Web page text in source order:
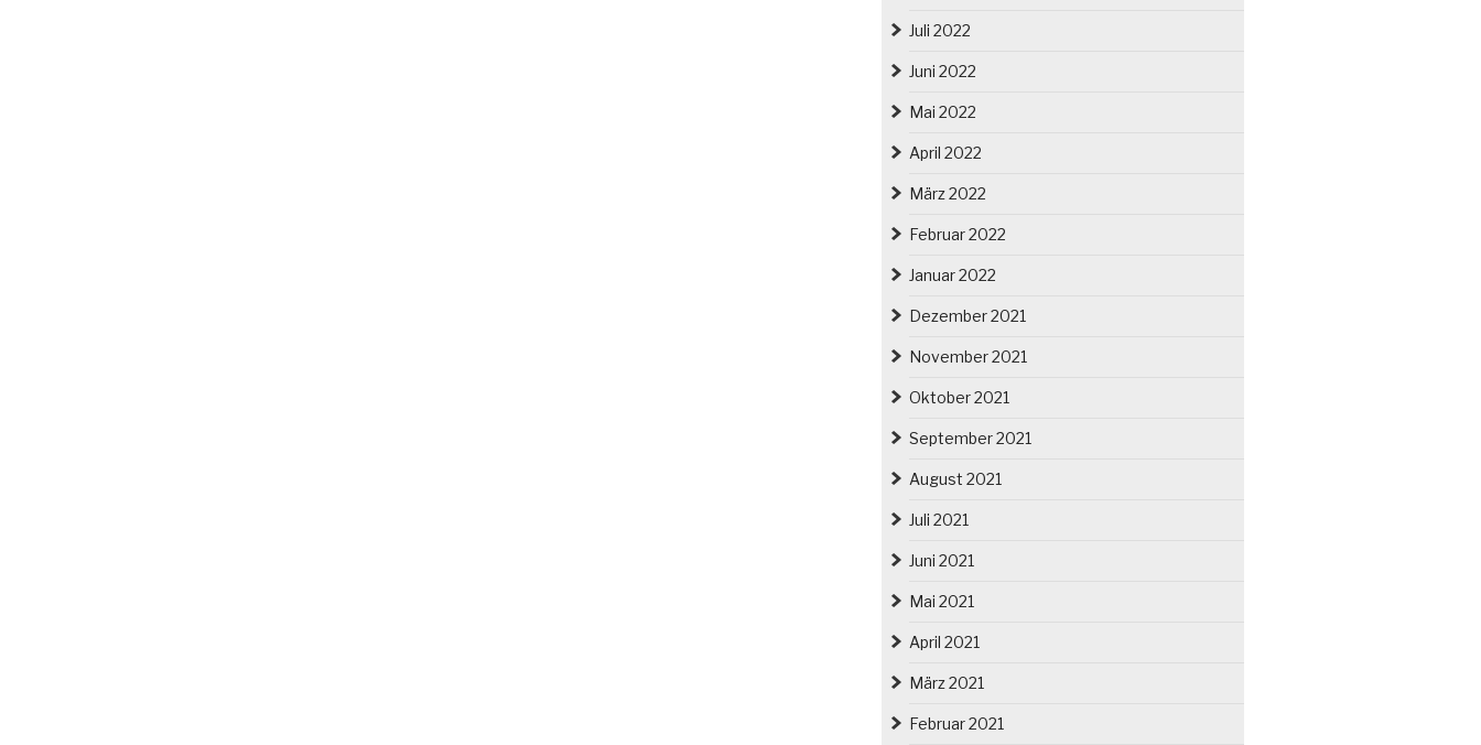
Juli 2022
Juni 2022
Mai 2022
April 2022
März 2022
Februar 2022
Januar 2022
Dezember 2021
November 2021
Oktober 2021
September 2021
August 2021
Juli 2021
Juni 2021
Mai 2021
April 2021
März 2021
Februar 2021